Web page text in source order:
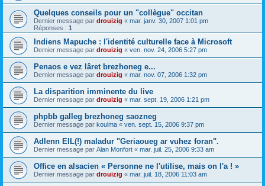
Quelques conseils pour un "collègue" occitan
Dernier message par drouizig « mar. janv. 30, 2007 1:01 pm
Réponses : 1
Indiens Mapuche : l'identité culturelle face à Microsoft
Dernier message par drouizig « ven. nov. 24, 2006 5:27 pm
Penaos e vez lâret brezhoneg e...
Dernier message par drouizig « mar. nov. 07, 2006 1:32 pm
La disparition imminente du live
Dernier message par drouizig « mar. sept. 19, 2006 1:21 pm
phpbb galleg brezhoneg saozneg
Dernier message par koulma « ven. sept. 15, 2006 9:37 pm
Adlenn EIL(!) maladur "Geriaoueg ar vuhez foran".
Dernier message par Alan Monfort « mar. juil. 25, 2006 9:33 am
Office en alsacien « Personne ne l'utilise, mais on l'a ! »
Dernier message par drouizig « mar. juil. 18, 2006 11:03 am